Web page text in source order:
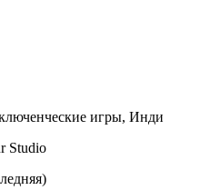
игры, Инди
Studio